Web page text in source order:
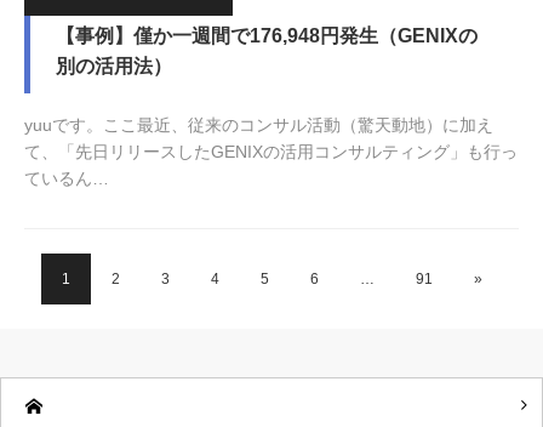
【事例】僅か一週間で176,948円発生（GENIXの
別の活用法）
yuuです。ここ最近、従来のコンサル活動（驚天動地）に加え
て、「先日リリースしたGENIXの活用コンサルティング」も行っ
ているん…
1 2 3 4 5 6 … 91 »
【限定企画】ブログ？ソーシャルメディア？結局何をどうすれば
【特典締切告知】転売挫折者が実践開始「約２週間」で「資金２
倍」になっている事例。…
「流時」×「ジャックチューブ」ユーチューブ実践者吉川さんの
実践事例
【警告】文章スキルを効率的に上げたいなら、コピーライティン
グの勉強はするな！
DRM（ダイレクトレスポンスマーケティング）で月収８桁
（11,824,861円＋…